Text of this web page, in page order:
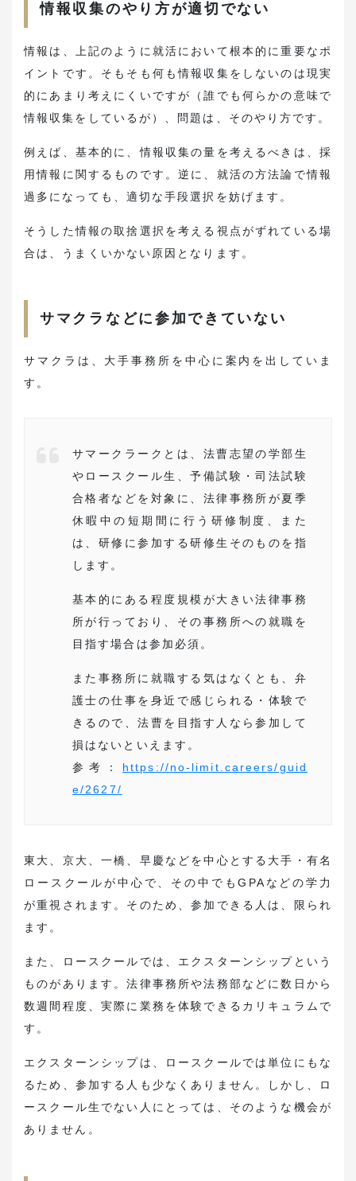
情報収集のやり方が適切でない
情報は、上記のように就活において根本的に重要なポ
イントです。そもそも何も情報収集をしないのは現実
的にあまり考えにくいですが（誰でも何らかの意味で
情報収集をしているが）、問題は、そのやり方です。
例えば、基本的に、情報収集の量を考えるべきは、採
用情報に関するものです。逆に、就活の方法論で情報
過多になっても、適切な手段選択を妨げます。
そうした情報の取捨選択を考える視点がずれている場
合は、うまくいかない原因となります。
サマクラなどに参加できていない
サマクラは、大手事務所を中心に案内を出していま
す。
サマークラークとは、法曹志望の学部生
やロースクール生、予備試験・司法試験
合格者などを対象に、法律事務所が夏季
休暇中の短期間に行う研修制度、また
は、研修に参加する研修生そのものを指
します。
基本的にある程度規模が大きい法律事務
所が行っており、その事務所への就職を
目指す場合は参加必須。
また事務所に就職する気はなくとも、弁
護士の仕事を身近で感じられる・体験で
きるので、法曹を目指す人なら参加して
損はないといえます。
参考： https://no-limit.careers/guid
e/2627/
東大、京大、一橋、早慶などを中心とする大手・有名
ロースクールが中心で、その中でもGPAなどの学力
が重視されます。そのため、参加できる人は、限られ
ます。
また、ロースクールでは、エクスターンシップという
ものがあります。法律事務所や法務部などに数日から
数週間程度、実際に業務を体験できるカリキュラムで
す。
エクスターンシップは、ロースクールでは単位にもな
るため、参加する人も少なくありません。しかし、ロ
ースクール生でない人にとっては、そのような機会が
ありません。